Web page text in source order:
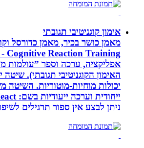
אימון קוגניטיבי תגובתי
מאמן כושר בכיר, מאמן כדורסל
אפליקציה, ערכה וספר ”עולמות
האימון הקוגניטיבי תגובתי). שיטה
יכולות מוחיות-מוטוריות. השיטה
ניתן לבצע אין ספור תרגילים לשיפור